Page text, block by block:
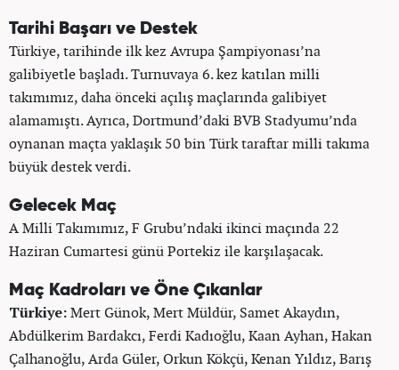
Tarihi Başarı ve Destek
Türkiye, tarihinde ilk kez Avrupa Şampiyonası’na
galibiyetle başladı. Turnuvaya 6. kez katılan milli
takımımız, daha önceki açılış maçlarında galibiyet
alamamıştı. Ayrıca, Dortmund’daki BVB Stadyumu’nda
oynanan maçta yaklaşık 50 bin Türk taraftar milli takıma
büyük destek verdi.
Gelecek Maç
A Milli Takımımız, F Grubu’ndaki ikinci maçında 22
Haziran Cumartesi günü Portekiz ile karşılaşacak.
Maç Kadroları ve Öne Çıkanlar
Türkiye:Mert Günok, Mert Müldür, Samet Akaydın,
Abdülkerim Bardakcı, Ferdi Kadıoğlu, Kaan Ayhan, Hakan
Çalhanoğlu, Arda Güler, Orkun Kökçü, Kenan Yıldız, Barış